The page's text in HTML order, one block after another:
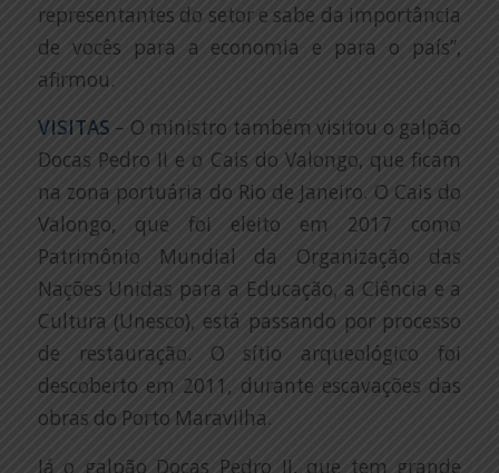
representantes do setor e sabe da importância
de vocês para a economia e para o país”,
afirmou.
VISITAS – O ministro também visitou o galpão
Docas Pedro II e o Cais do Valongo, que ficam
na zona portuária do Rio de Janeiro. O Cais do
Valongo, que foi eleito em 2017 como
Patrimônio Mundial da Organização das
Nações Unidas para a Educação, a Ciência e a
Cultura (Unesco), está passando por processo
de restauração. O sítio arqueológico foi
descoberto em 2011, durante escavações das
obras do Porto Maravilha.
Já o galpão Docas Pedro II, que tem grande